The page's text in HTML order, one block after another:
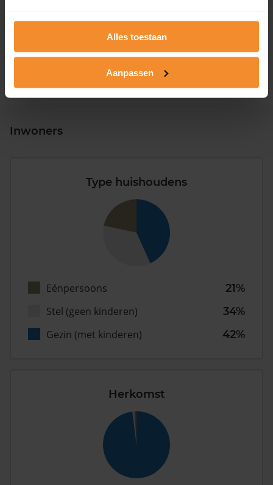
Alles toestaan
Aanpassen
2008 of later
15%
Inwoners
Type huishoudens
Eénpersoons
21%
Stel (geen kinderen)
34%
Gezin (met kinderen)
42%
Herkomst